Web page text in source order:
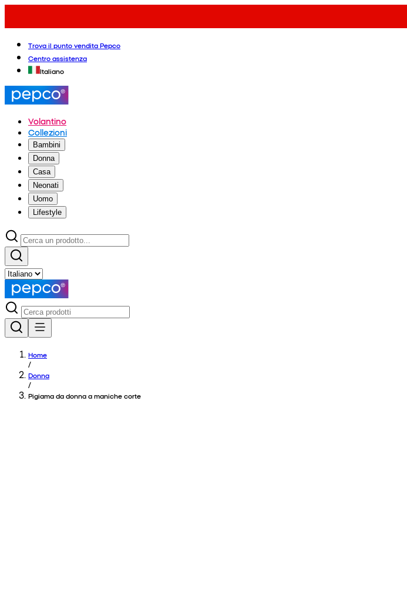
Trova il punto vendita Pepco
Centro assistenza
Italiano
Volantino
Collezioni
Bambini
Donna
Casa
Neonati
Uomo
Lifestyle
Home
/
Donna
/
Pigiama da donna a maniche corte